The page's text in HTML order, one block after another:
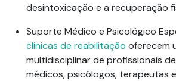
desintoxicação e a recuperação
Suporte Médico e Psicológico
clínicas de reabilitação oferecem
multidisciplinar de profissionais
médicos, psicólogos, terapeutas